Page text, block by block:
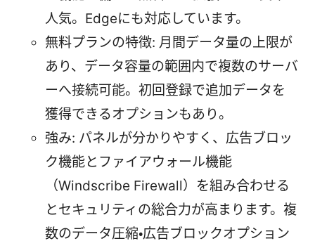
人気。Edgeにも対応しています。
無料プランの特徴: 月間データ量の上限が
あり、データ容量の範囲内で複数のサーバ
ーへ接続可能。初回登録で追加データを
獲得できるオプションもあり。
強み: パネルが分かりやすく、広告ブロッ
ク機能とファイアウォール機能
（Windscribe Firewall）を組み合わせる
とセキュリティの総合力が高まります。複
数のデータ圧縮・広告ブロックオプション